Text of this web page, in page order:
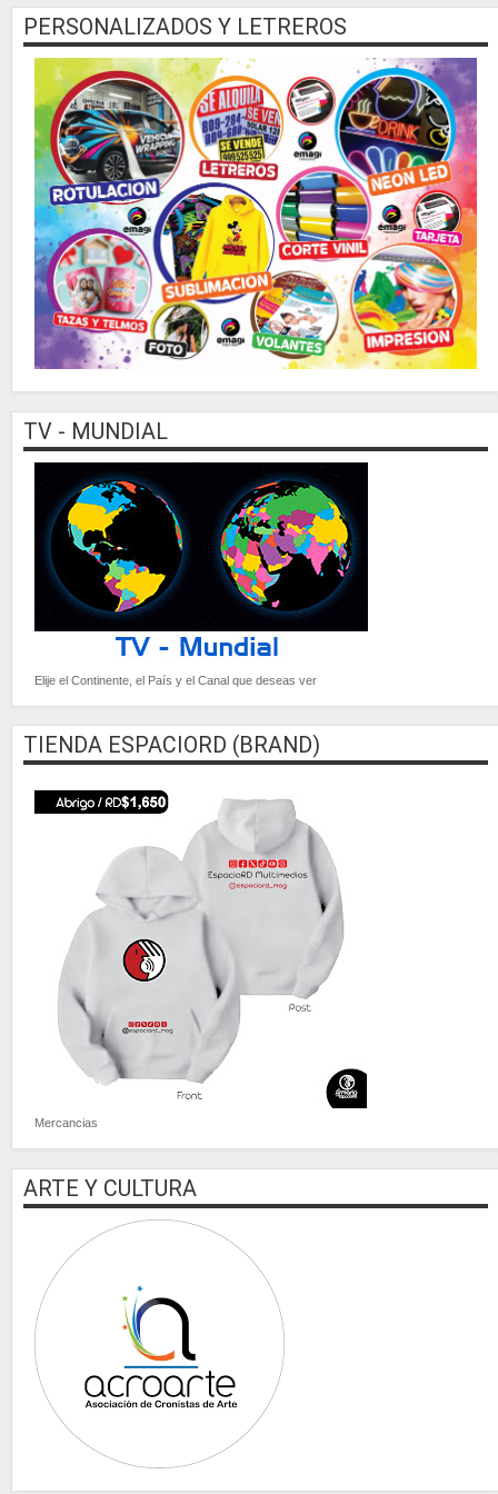
PERSONALIZADOS Y LETREROS
TV - MUNDIAL
Elije el Continente, el País y el Canal que deseas ver
TIENDA ESPACIORD (BRAND)
Mercancias
ARTE Y CULTURA